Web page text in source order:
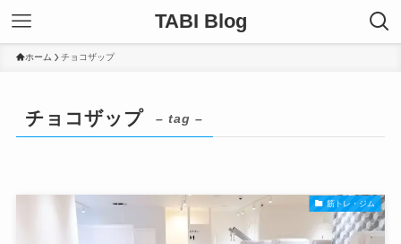
TABI Blog
ホーム チョコザップ
チョコザップ – tag –
筋トレ・ジム